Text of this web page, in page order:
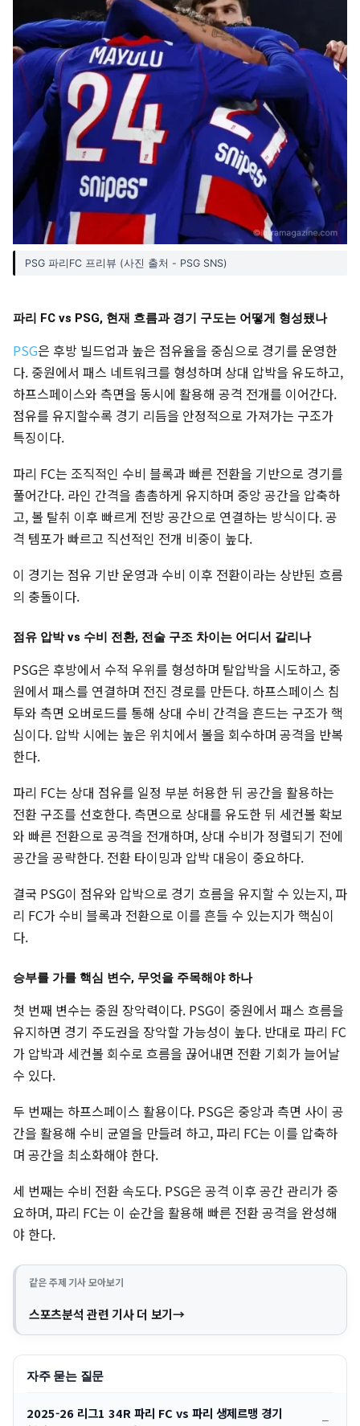
PSG 파리FC 프리뷰 (사진 출처 - PSG SNS)
파리 FC vs PSG, 현재 흐름과 경기 구도는 어떻게 형성됐나
PSG은 후방 빌드업과 높은 점유율을 중심으로 경기를 운영한
다. 중원에서 패스 네트워크를 형성하며 상대 압박을 유도하고,
하프스페이스와 측면을 동시에 활용해 공격 전개를 이어간다.
점유를 유지할수록 경기 리듬을 안정적으로 가져가는 구조가
특징이다.
파리 FC는 조직적인 수비 블록과 빠른 전환을 기반으로 경기를
풀어간다. 라인 간격을 촘촘하게 유지하며 중앙 공간을 압축하
고, 볼 탈취 이후 빠르게 전방 공간으로 연결하는 방식이다. 공
격 템포가 빠르고 직선적인 전개 비중이 높다.
이 경기는 점유 기반 운영과 수비 이후 전환이라는 상반된 흐름
의 충돌이다.
점유 압박 vs 수비 전환, 전술 구조 차이는 어디서 갈리나
PSG은 후방에서 수적 우위를 형성하며 탈압박을 시도하고, 중
원에서 패스를 연결하며 전진 경로를 만든다. 하프스페이스 침
투와 측면 오버로드를 통해 상대 수비 간격을 흔드는 구조가 핵
심이다. 압박 시에는 높은 위치에서 볼을 회수하며 공격을 반복
한다.
파리 FC는 상대 점유를 일정 부분 허용한 뒤 공간을 활용하는
전환 구조를 선호한다. 측면으로 상대를 유도한 뒤 세컨볼 확보
와 빠른 전환으로 공격을 전개하며, 상대 수비가 정렬되기 전에
공간을 공략한다. 전환 타이밍과 압박 대응이 중요하다.
결국 PSG이 점유와 압박으로 경기 흐름을 유지할 수 있는지, 파
리 FC가 수비 블록과 전환으로 이를 흔들 수 있는지가 핵심이
다.
승부를 가를 핵심 변수, 무엇을 주목해야 하나
첫 번째 변수는 중원 장악력이다. PSG이 중원에서 패스 흐름을
유지하면 경기 주도권을 장악할 가능성이 높다. 반대로 파리 FC
가 압박과 세컨볼 회수로 흐름을 끊어내면 전환 기회가 늘어날
수 있다.
두 번째는 하프스페이스 활용이다. PSG은 중앙과 측면 사이 공
간을 활용해 수비 균열을 만들려 하고, 파리 FC는 이를 압축하
며 공간을 최소화해야 한다.
세 번째는 수비 전환 속도다. PSG은 공격 이후 공간 관리가 중
요하며, 파리 FC는 이 순간을 활용해 빠른 전환 공격을 완성해
야 한다.
같은 주제 기사 모아보기
스포츠분석 관련 기사 더 보기
자주 묻는 질문
2025-26 리그1 34R 파리 FC vs 파리 생제르맹 경기